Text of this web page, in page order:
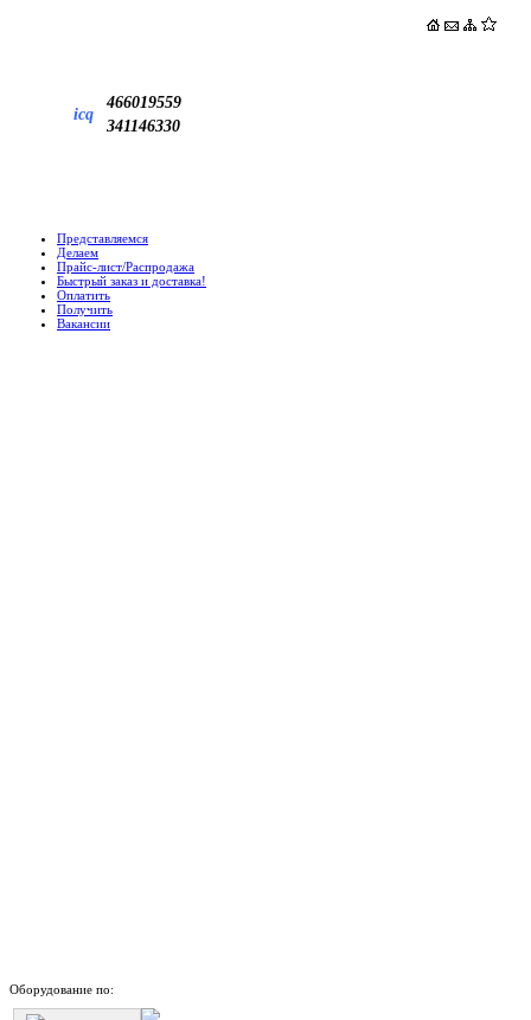
icq
466019559
341146330
Представляемся
Делаем
Прайс-лист/Распродажа
Быстрый заказ и доставка!
Оплатить
Получить
Вакансии
Оборудование по: